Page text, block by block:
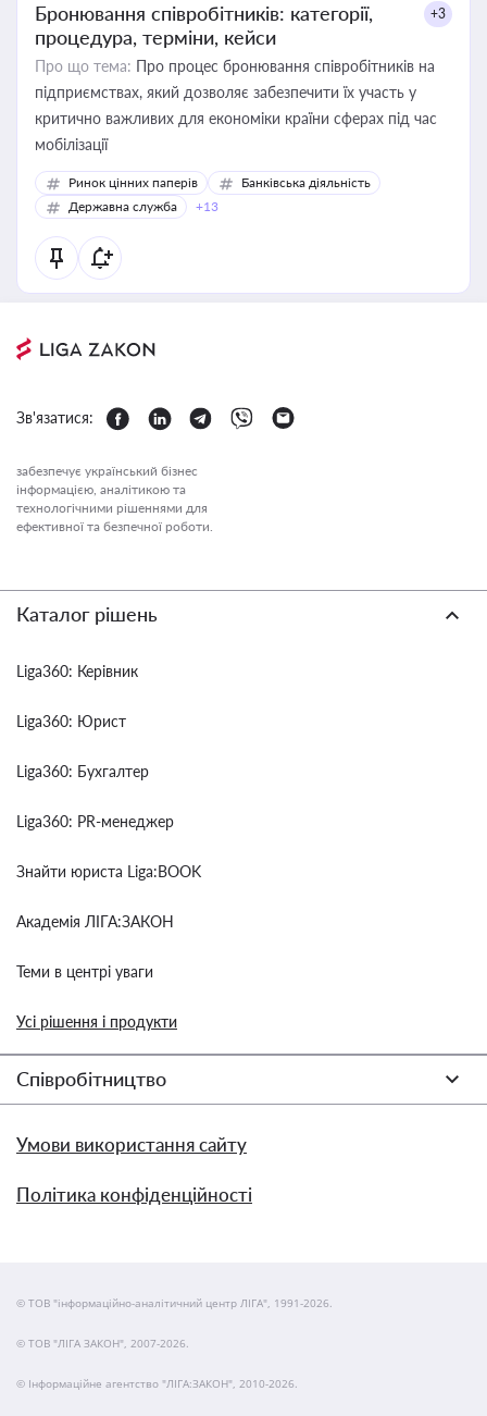
Бронювання співробітників: категорії,
процедура, терміни, кейси
+3
Про що тема: Про процес бронювання співробітників на
підприємствах, який дозволяє забезпечити їх участь у
критично важливих для економіки країни сферах під час
мобілізації
Ринок цінних паперів
Банківська діяльність
Державна служба
+13
Зв'язатися:
забезпечує український бізнес
інформацією, аналітикою та
технологічними рішеннями для
ефективної та безпечної роботи.
Каталог рішень
Liga360: Керівник
Liga360: Юрист
Liga360: Бухгалтер
Liga360: PR-менеджер
Знайти юриста Liga:BOOK
Академія ЛІГА:ЗАКОН
Теми в центрі уваги
Усі рішення і продукти
Співробітництво
Умови використання сайту
Політика конфіденційності
© ТОВ "інформаційно-аналітичний центр ЛІГА", 1991-2026.
© ТОВ "ЛІГА ЗАКОН", 2007-2026.
© Інформаційне агентство "ЛІГА:ЗАКОН", 2010-2026.